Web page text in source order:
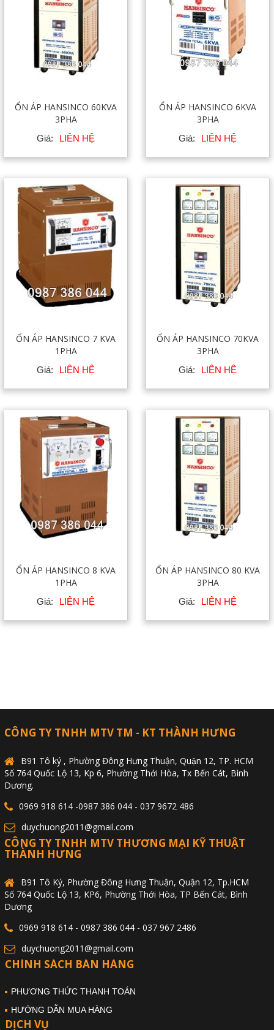
ỔN ÁP HANSINCO 60KVA
3PHA
Giá: LIÊN HỆ
ỔN ÁP HANSINCO 6KVA
3PHA
Giá: LIÊN HỆ
ỔN ÁP HANSINCO 7 KVA
1PHA
Giá: LIÊN HỆ
ỔN ÁP HANSINCO 70KVA
3PHA
Giá: LIÊN HỆ
ỔN ÁP HANSINCO 8 KVA
1PHA
Giá: LIÊN HỆ
ỔN ÁP HANSINCO 80 KVA
3PHA
Giá: LIÊN HỆ
CÔNG TY TNHH MTV TM - KT THÀNH HƯNG
B91 Tô ký , Phường Đông Hưng Thuận, Quận 12, TP. HCM
Số 764 Quốc Lộ 13, Kp 6, Phường Thới Hòa, Tx Bến Cát, Bình
Dương.
0969 918 614 -0987 386 044 - 037 9672 486
duychuong2011@gmail.com
CÔNG TY TNHH MTV THƯƠNG MẠI KỸ THUẬT
THÀNH HƯNG
B91 Tô Ký, Phường Đông Hưng Thuận, Quận 12, Tp.HCM
Số 764 Quốc Lộ 13, KP6, Phường Thới Hòa, TP Bến Cát, Bình
Dương
0969 918 614 - 0987 386 044 - 037 967 2486
duychuong2011@gmail.com
CHÍNH SÁCH BÁN HÀNG
PHƯƠNG THỨC THANH TOÁN
HƯỚNG DẪN MUA HÀNG
DỊCH VỤ